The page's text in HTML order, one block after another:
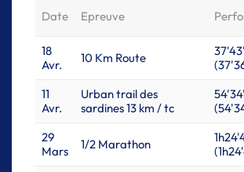
Date Epreuve
18
Avr.
10 Km Route
11
Avr.
Urban trail des
sardines 13 km / tc
29
Mars
1/2 Marathon